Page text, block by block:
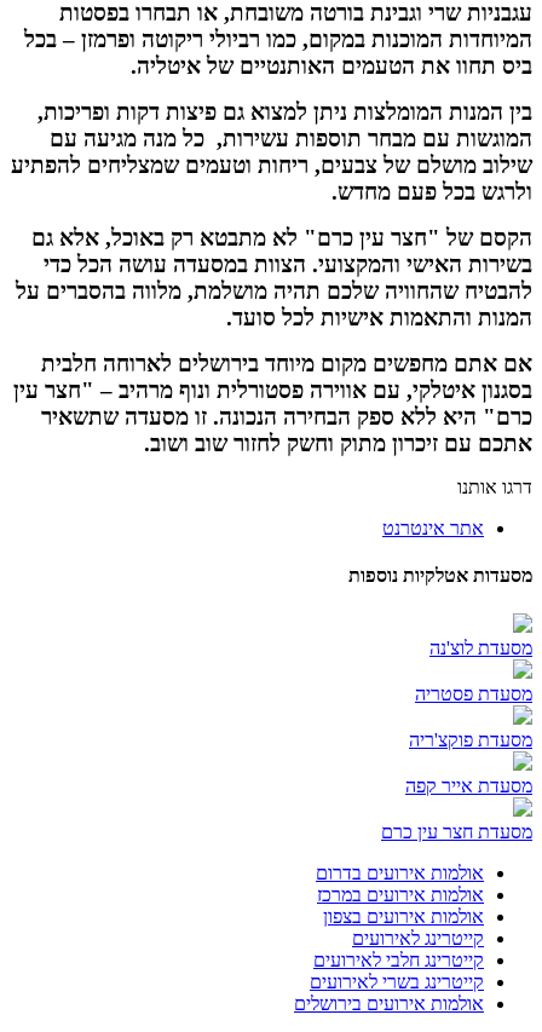
שרי וגבינת בורטה משובחת, או תבחרו בפסטות
המוכנות במקום, כמו רביולי ריקוטה ופרמזן – בכל
תחוו את הטעמים האותנטיים של איטליה.
המנות המומלצות ניתן למצוא גם פיצות דקות ופריכות,
עם מבחר תוספות עשירות, כל מנה מגיעה עם
מושלם של צבעים, ריחות וטעמים שמצליחים להפתיע
בכל פעם מחדש.
של "חצר עין כרם" לא מתבטא רק באוכל, אלא גם
האישי והמקצועי. הצוות במסעדה עושה הכל כדי
שהחוויה שלכם תהיה מושלמת, מלווה בהסברים על
והתאמות אישיות לכל סועד.
מחפשים מקום מיוחד בירושלים לארוחה חלבית
איטלקי, עם אווירה פסטורלית ונוף מרהיב – "חצר עין
היא ללא ספק הבחירה הנכונה. זו מסעדה שתשאיר
עם זיכרון מתוק וחשק לחזור שוב ושוב.
אתר אינטרנט
אטלקיות נוספות
לוצ'נה
פסטריה
פוקצ'ריה
אייר קפה
חצר עין כרם
אולמות אירועים בדרום
אולמות אירועים במרכז
אולמות אירועים בצפון
קייטרינג לאירועים
קייטרינג חלבי לאירועים
קייטרינג בשרי לאירועים
אולמות אירועים בירושלים